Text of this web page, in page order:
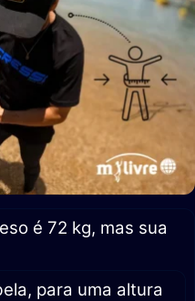
é 72 kg, mas sua
para uma altura